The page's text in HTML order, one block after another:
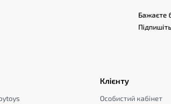
Бажаєте
Клієнту
Особистий кабінет